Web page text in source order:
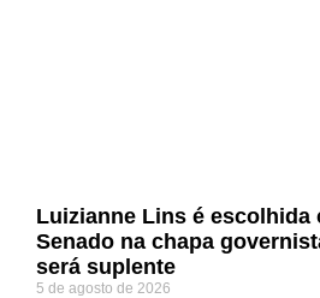
Luizianne Lins é escolhida
Senado na chapa
será suplente
5 de agosto de 2026